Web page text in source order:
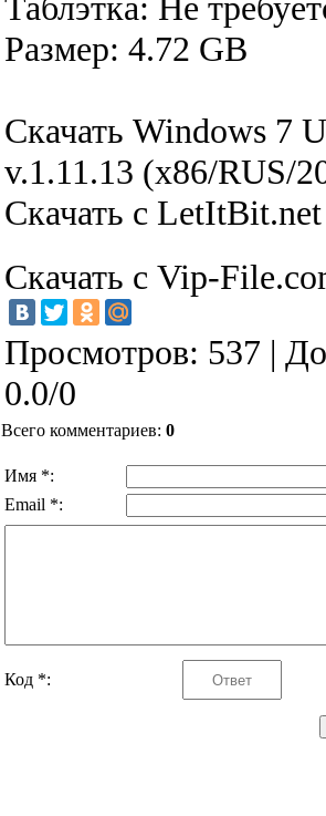
Таблэтка: Не
Размер: 4.72 GB
Скачать Windows 7
v.1.11.13 (x86/RUS/
Скачать с LetItBit.net
Скачать с Vip-
Просмотров: 537 |
0.0/0
Всего комментариев: 0
Имя *:
Email *:
Код *: